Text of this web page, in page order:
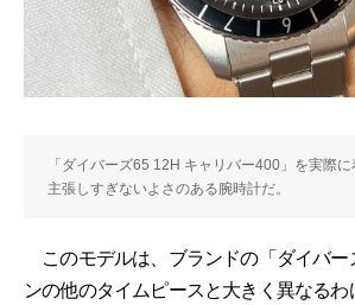
「ダイバーズ65 12H キャリバー400」を実際に
主張しすぎないよさのある腕時計だ。
このモデルは、ブランドの「ダイバー
ンの他のタイムピースと大きく異なるわ